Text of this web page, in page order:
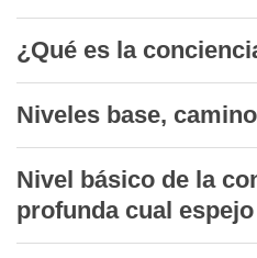
¿Qué es la
Niveles base,
Nivel básico de la
profunda cual espejo